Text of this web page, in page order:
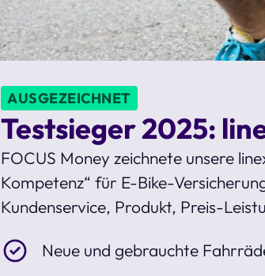
AUSGEZEICHNET
Testsieger 2025:
FOCUS Money zeichnete unsere
Kompetenz“ für E-Bike-
Kundenservice, Produkt, Preis-
Neue und gebrauchte